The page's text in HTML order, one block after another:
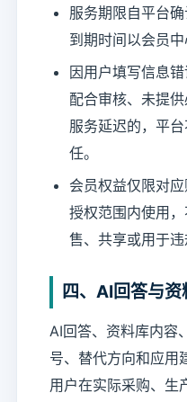
服务期限自平台
到期时间以会员中
因用户填写信息
配合审核、未提
服务延迟的，平
任。
会员权益仅限对
授权范围内使用
售、共享或用于违
四、AI回答与
AI回答、资料库内容
号、替代方向和应用
用户在实际采购、生